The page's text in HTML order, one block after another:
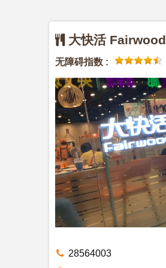
大快活 Fairwood
无障碍指数 :
28564003